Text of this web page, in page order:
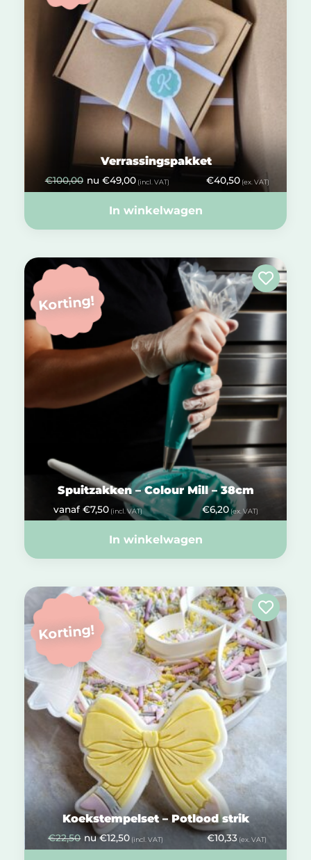
Verrassingspakket
€100,00 nu €49,00(incl. VAT) €40,50 (ex. VAT)
In winkelwagen
Korting!
Spuitzakken – Colour Mill – 38cm
vanaf €7,50 (incl. VAT) €6,20 (ex. VAT)
In winkelwagen
Korting!
Koekstempelset – Potlood strik
€22,50 nu €12,50 (incl. VAT) €10,33(ex. VAT)